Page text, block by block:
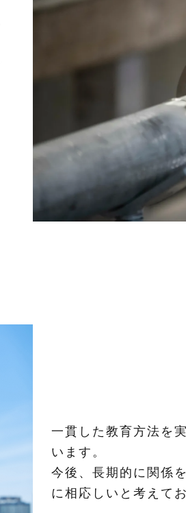
一貫した教育方法を
います。
今後、長期的に関係
に相応しいと考えて